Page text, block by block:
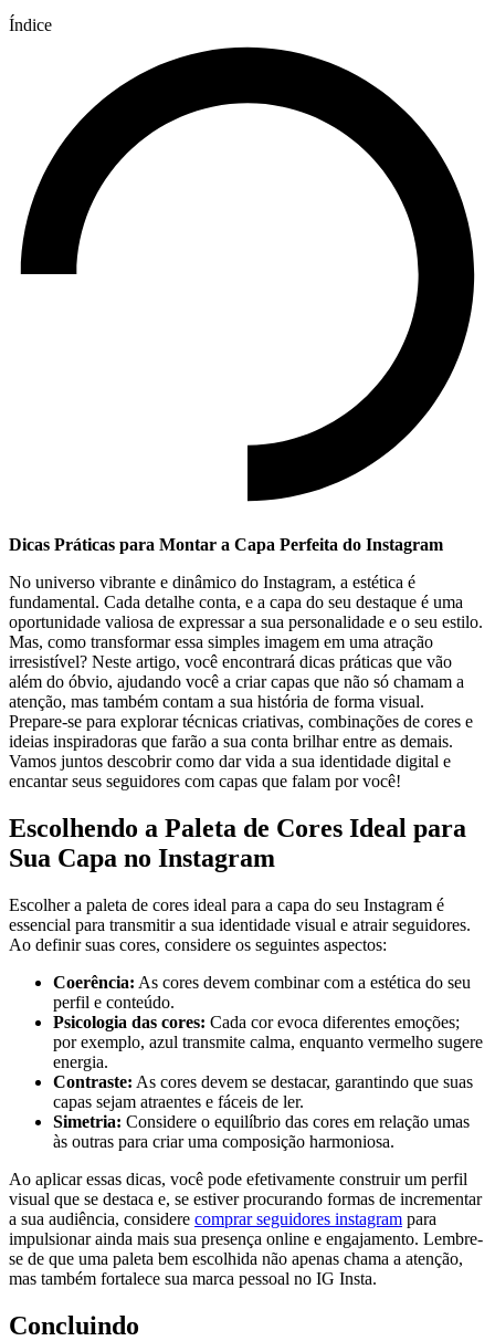
Índice
Dicas Práticas para Montar a Capa ‍Perfeita do Instagram
No universo vibrante e dinâmico do Instagram, a estética ​é
fundamental. Cada detalhe conta, e a capa do seu destaque é uma
oportunidade valiosa de expressar a sua personalidade​ e o seu estilo.
Mas, ​como transformar essa simples imagem em uma atração
irresistível? Neste artigo, você encontrará dicas práticas que vão
além do óbvio, ajudando você a ⁢criar ⁤capas que‌ não só ⁤chamam‍ a
atenção, mas também contam a‌ sua ‌história de forma visual.
Prepare-se para⁤ explorar técnicas criativas, ‌combinações de cores e
ideias inspiradoras ⁣que farão ⁢a sua ⁣conta brilhar ​entre ‍as demais.
Vamos juntos descobrir como dar vida a sua identidade digital e
encantar seus seguidores‍ com capas que falam por você!
Escolhendo ‌a Paleta ‌de ​Cores Ideal para
Sua Capa no Instagram
Escolher a paleta de cores ⁤ideal​ para a capa do seu Instagram ⁤é⁣
essencial ⁢para⁤ transmitir a sua ⁢identidade visual e ⁢atrair seguidores.
Ao definir suas ‌cores, considere os ​seguintes aspectos:
Coerência: As cores ⁤devem combinar com a estética do ‍seu
perfil e conteúdo.
Psicologia⁣ das cores: Cada cor‌ evoca diferentes emoções;
por exemplo, ‍azul transmite ‌calma, enquanto vermelho sugere
energia.
Contraste: As cores devem ⁣se destacar,‌ garantindo que‌ suas
capas sejam ⁣atraentes ​e fáceis de ⁣ler.
Simetria: Considere ⁢o equilíbrio das cores⁤ em⁢ relação umas
às outras para ‌criar uma composição harmoniosa.
Ao aplicar​ essas⁤ dicas, você pode⁤ efetivamente construir um perfil
visual ⁢que‍ se⁤ destaca e, ⁤se⁣ estiver⁤ procurando formas‍ de ⁢incrementar
a sua ​audiência, considere comprar ​seguidores instagram para ​
impulsionar ainda​ mais sua​ presença online ‌e ​engajamento. Lembre-
se de que uma⁣ paleta ‌bem escolhida não apenas chama a atenção,
mas‍ também‍ fortalece sua marca pessoal​ no IG Insta.
Concluindo